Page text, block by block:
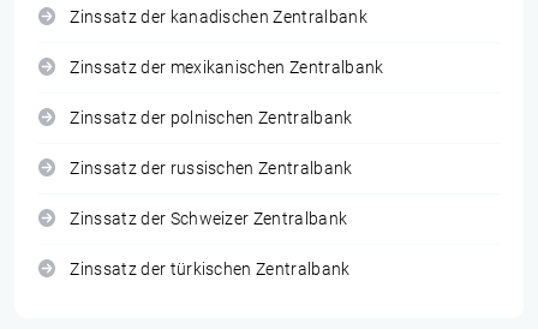
Zinssatz der kanadischen Zentralbank
Zinssatz der mexikanischen Zentralbank
Zinssatz der polnischen Zentralbank
Zinssatz der russischen Zentralbank
Zinssatz der Schweizer Zentralbank
Zinssatz der türkischen Zentralbank